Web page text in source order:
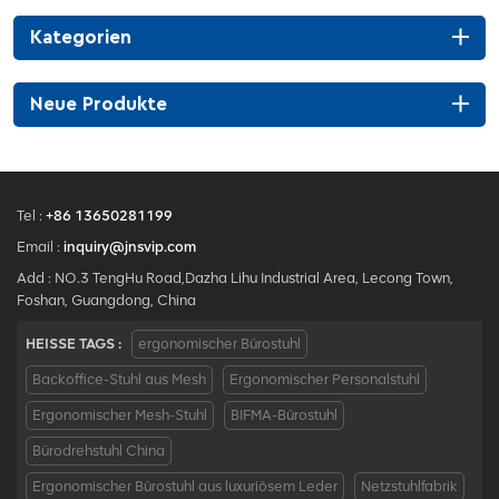
Patentkonstruktionsdrahtsteuerungsmechanismus;5
Jahre Garantie
Kategorien
Neue Produkte
Tel : +86 13650281199
Email : inquiry@jnsvip.com
Add : NO.3 TengHu Road,Dazha Lihu Industrial Area, Lecong Town,
Foshan, Guangdong, China
HEISSE TAGS : ergonomischer Bürostuhl
Backoffice-Stuhl aus Mesh Ergonomischer Personalstuhl
Ergonomischer Mesh-Stuhl BIFMA-Bürostuhl
Bürodrehstuhl China
Ergonomischer Bürostuhl aus luxuriösem Leder Netzstuhlfabrik